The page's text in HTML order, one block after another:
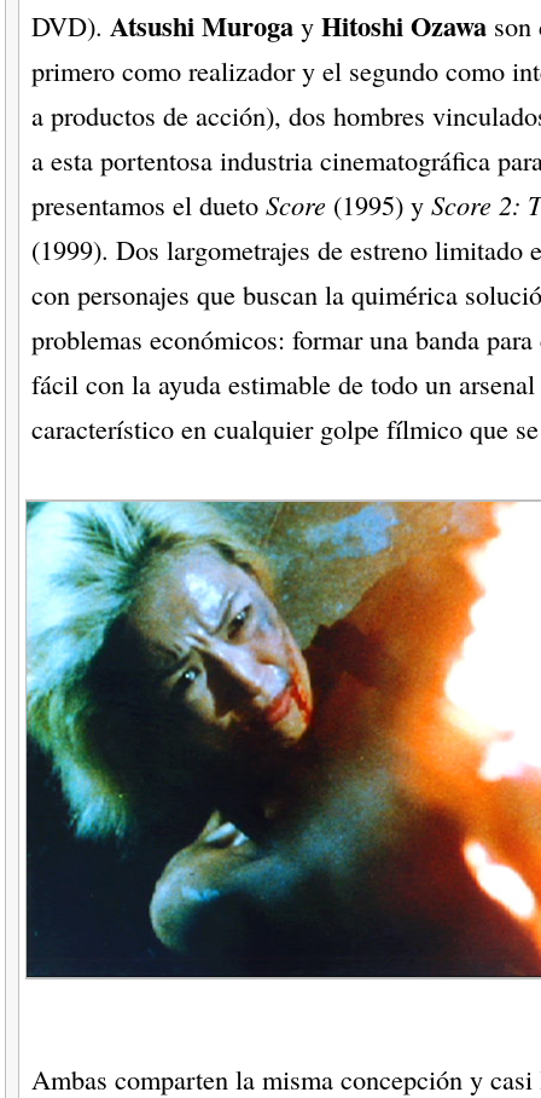
DVD). Atsushi Murogay Hitoshi Ozawason
primero como realizador y el segundo como
a productos de acción), dos hombres
a esta portentosa industria cinematográfica
presentamos el dueto Score(1995) y Score 2:
(1999). Dos largometrajes de estreno limitado
con personajes que buscan la quimérica
problemas económicos: formar una banda
fácil con la ayuda estimable de todo un
característico en cualquier golpe fílmico que
Ambas comparten la misma concepción y